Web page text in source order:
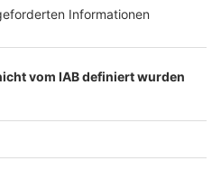
Einladung zu einem